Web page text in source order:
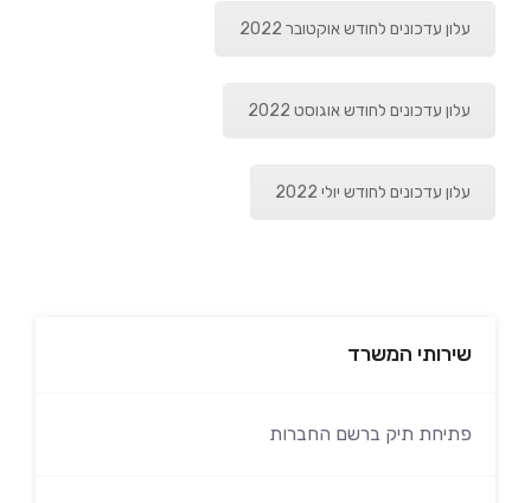
עלון עדכונים לחודש אוקטובר 2022
עלון עדכונים לחודש אוגוסט 2022
עלון עדכונים לחודש יולי 2022
שירותי המשרד
פתיחת תיק ברשם החברות